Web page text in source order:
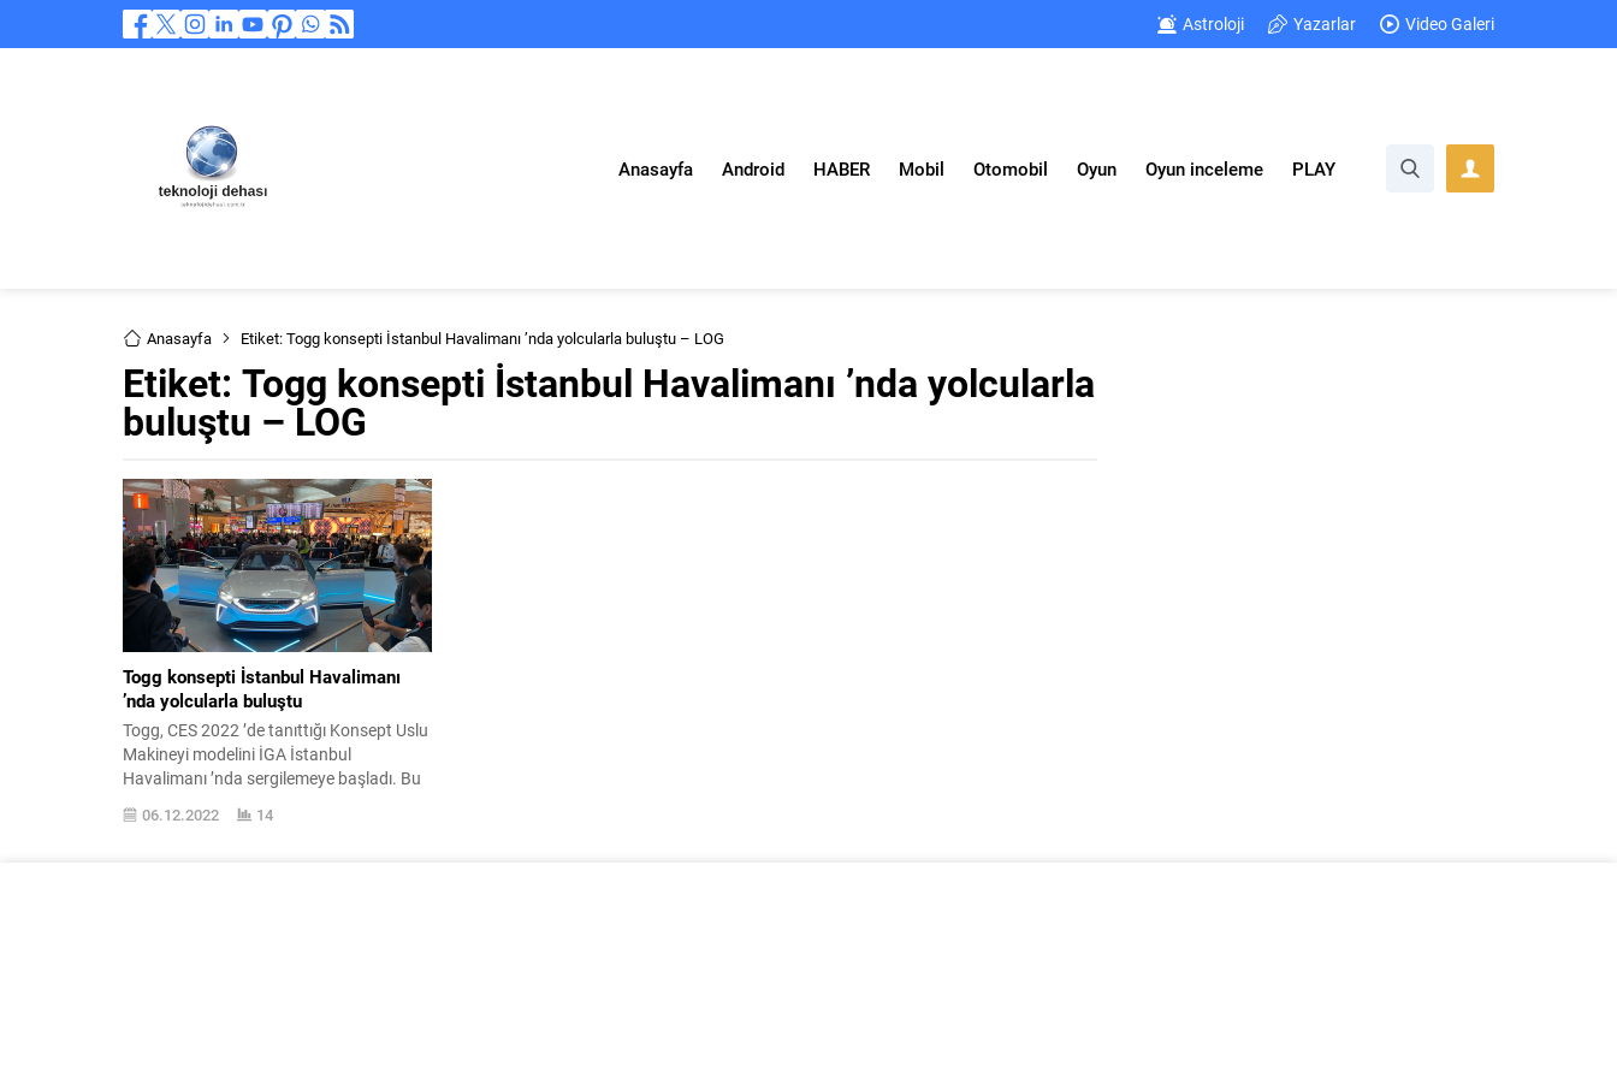
Astroloji Yazarlar Video Galeri
Anasayfa Android HABER Mobil Otomobil Oyun Oyun inceleme PLAY
Anasayfa Etiket: Togg konsepti İstanbul Havalimanı ’nda yolcularla buluştu – LOG
Etiket: Togg konsepti İstanbul Havalimanı ’nda yolcularla
buluştu – LOG
Togg konsepti İstanbul Havalimanı
’nda yolcularla buluştu
Togg, CES 2022 ’de tanıttığı Konsept Uslu
Makineyi modelini İGA İstanbul
Havalimanı ’nda sergilemeye başladı. Bu
mevzuda bir açıklama yapan yerli şirket
şunları aktardı: “Togg vizyonunu
06.12.2022 14